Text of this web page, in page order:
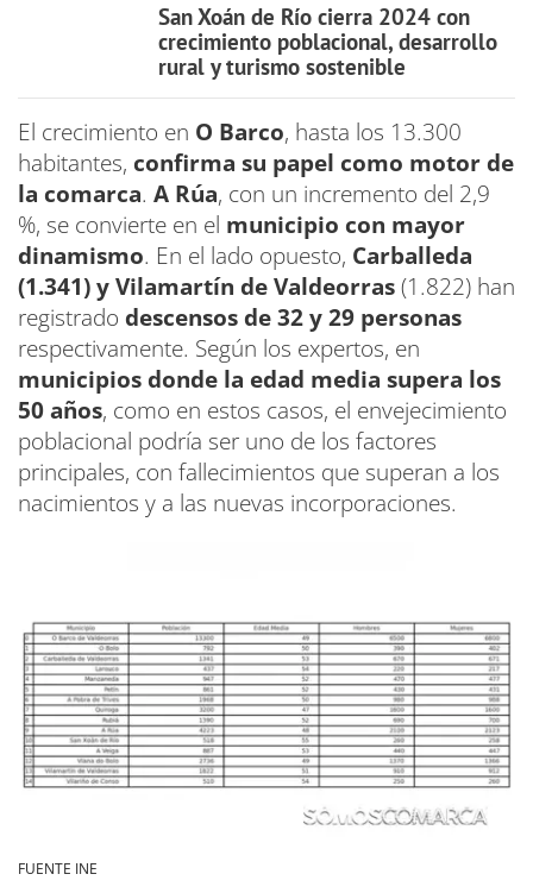
San Xoán de Río cierra 2024 con
crecimiento poblacional, desarrollo
rural y turismo sostenible
El crecimiento en O Barco, hasta los 13.300
habitantes, confirma su papel como motor de
la comarca. A Rúa, con un incremento del 2,9
%, se convierte en el municipio con mayor
dinamismo. En el lado opuesto, Carballeda
(1.341) y Vilamartín de Valdeorras(1.822) han
registrado descensos de 32 y 29 personas
respectivamente. Según los expertos, en
municipios donde la edad media supera los
50 años, como en estos casos, el envejecimiento
poblacional podría ser uno de los factores
principales, con fallecimientos que superan a los
nacimientos y a las nuevas incorporaciones.
FUENTE INE